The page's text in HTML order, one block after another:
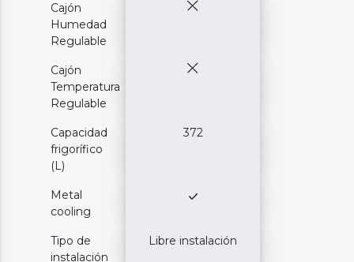
Cajón
Humedad
Regulable
Cajón
Temperatura
Regulable
Capacidad
frigorífico
(L)
372
Metal
cooling
Tipo de
instalación
Libre instalación